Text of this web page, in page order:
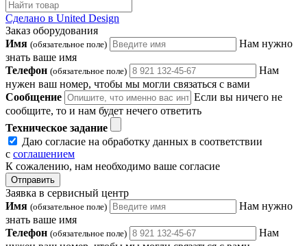
Сделано в United Design
Заказ оборудования
Имя (обязательное поле)
Нам нужно
знать ваше имя
Телефон (обязательное поле)
Нам
нужен ваш номер, чтобы мы могли связаться с вами
Сообщение
Если вы ничего не
сообщите, то и нам будет нечего ответить
Техническое задание
Даю согласие на обработку данных в соответствии
с соглашением
К сожалению, нам необходимо ваше согласие
Отправить
Заявка в сервисный центр
Имя (обязательное поле)
Нам нужно
знать ваше имя
Телефон (обязательное поле)
Нам